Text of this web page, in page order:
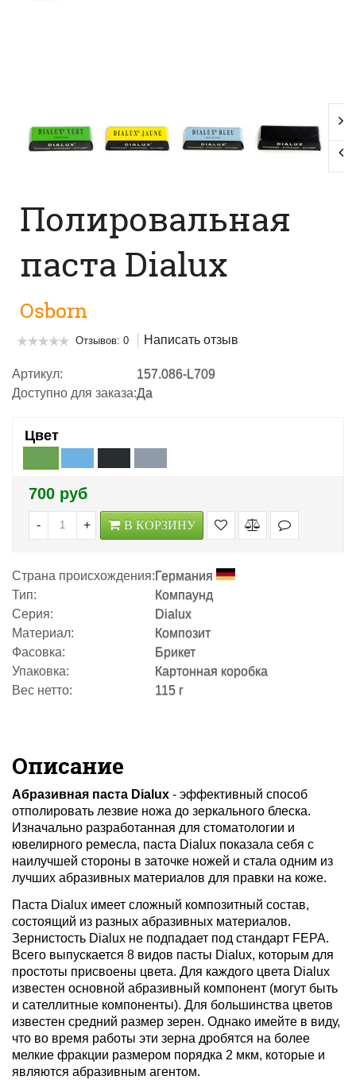
Полировальная
паста Dialux
Osborn
Отзывов: 0 Написать отзыв
Артикул:
157.086-L709
Доступно для заказа:Да
Цвет
700 руб
- + В КОРЗИНУ
Страна происхождения: Германия
Тип:
Компаунд
Серия:
Dialux
Материал:
Композит
Фасовка:
Брикет
Упаковка:
Картонная коробка
Вес нетто:
115 г
Описание
Абразивная паста Dialux - эффективный способ
отполировать лезвие ножа до зеркального блеска.
Изначально разработанная для стоматологии и
ювелирного ремесла, паста Dialux показала себя с
наилучшей стороны в заточке ножей и стала одним из
лучших абразивных материалов для правки на коже.
Паста Dialux имеет сложный композитный состав,
состоящий из разных абразивных материалов.
Зернистость Dialux не подпадает под стандарт FEPA.
Всего выпускается 8 видов пасты Dialux, которым для
простоты присвоены цвета. Для каждого цвета Dialux
известен основной абразивный компонент (могут быть
и сателлитные компоненты). Для большинства цветов
известен средний размер зерен. Однако имейте в виду,
что во время работы эти зерна дробятся на более
мелкие фракции размером порядка 2 мкм, которые и
являются абразивным агентом.